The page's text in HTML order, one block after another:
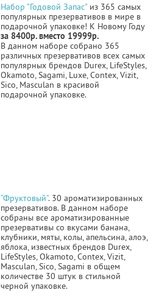
Набор "Годовой Запас" из 365 самых
популярных презервативов в мире в
подарочной упаковке! К Новому Году
за 8400р. вместо 19999р.
В данном наборе собрано 365
различных презервативов всех самых
популярных брендов Durex, LifeStyles,
Okamoto, Sagami, Luxe, Contex, Vizit,
Sico, Masculan в красивой
подарочной упаковке.
“Фруктовый”. 30 ароматизированных
презервативов. В данном наборе
собраны все ароматизированные
презервативы со вкусами банана,
клубники, мяты, колы, апельсина, алоэ,
яблока, известных брендов Durex,
LifeStyles, Okamoto, Contex, Vizit,
Masculan, Sico, Sagami в общем
количестве 30 штук в стильной
черной упаковке.